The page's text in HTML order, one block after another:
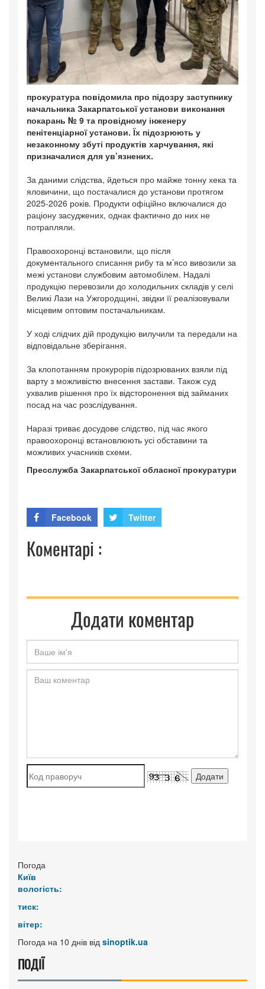
прокуратура повідомила про підозру заступнику
начальника Закарпатської установи виконання
покарань № 9 та провідному інженеру
пенітенціарної установи. Їх підозрюють у
незаконному збуті продуктів харчування, які
призначалися для ув’язнених.
За даними слідства, йдеться про майже тонну хека та
яловичини, що постачалися до установи протягом
2025-2026 років. Продукти офіційно включалися до
раціону засуджених, однак фактично до них не
потрапляли.
Правоохоронці встановили, що після
документального списання рибу та м’ясо вивозили за
межі установи службовим автомобілем. Надалі
продукцію перевозили до холодильних складів у селі
Великі Лази на Ужгородщині, звідки її реалізовували
місцевим оптовим постачальникам.
У ході слідчих дій продукцію вилучили та передали на
відповідальне зберігання.
За клопотанням прокурорів підозрюваних взяли під
варту з можливістю внесення застави. Також суд
ухвалив рішення про їх відсторонення від займаних
посад на час розслідування.
Наразі триває досудове слідство, під час якого
правоохоронці встановлюють усі обставини та
можливих учасників схеми.
Пресслужба Закарпатської обласної прокуратури
Facebook Twitter
Коментарі :
Додати коментар
Погода
Київ
вологість:
тиск:
вітер:
Погода на 10 днів від sinoptik.ua
ПОДІЇ